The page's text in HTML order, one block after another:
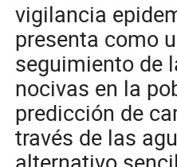
vigilancia
presenta como
seguimiento de
nocivas en la
predicción de
través de las